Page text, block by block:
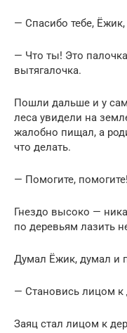
— Спасибо тебе,
— Что ты! Это
вытягалочка.
Пошли дальше и у
леса увидели на
жалобно пищал, а
что делать.
— Помогите,
Гнездо высоко —
по деревьям лазить
Думал Ёжик, думал и
— Становись лицом к
Заяц стал лицом к